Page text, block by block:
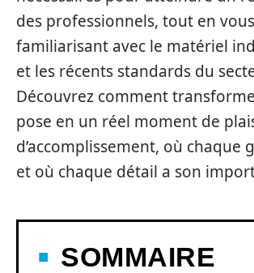
des professionnels, tout en vous
familiarisant avec le matériel
et les récents standards du
Découvrez comment
pose en un réel moment de
d’accomplissement, où chaque
et où chaque détail a son
SOMMAIRE